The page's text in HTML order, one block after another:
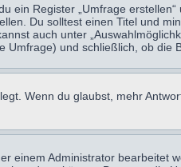
Register „Umfrage
Du solltest einen Titel und
auch unter
und schließlich, ob die
Wenn du glaubst, mehr
einem Administrator bearbeitet